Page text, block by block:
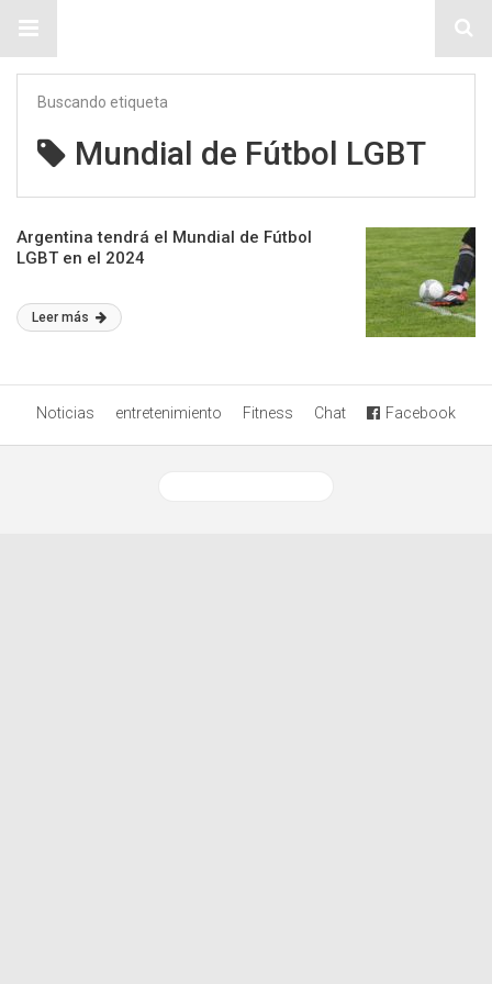
Buscando etiqueta
Mundial de Fútbol LGBT
Argentina tendrá el Mundial de Fútbol
LGBT en el 2024
Leer más
Noticias entretenimiento Fitness Chat Facebook